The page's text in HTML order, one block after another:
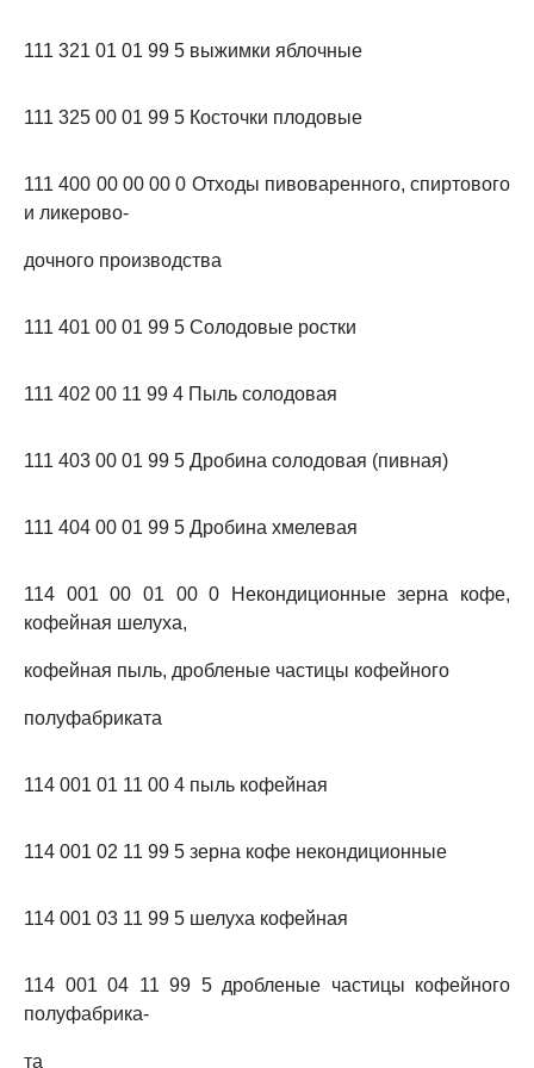
111 321 01 01 99 5 выжимки яблочные
111 325 00 01 99 5 Косточки плодовые
111 400 00 00 00 0 Отходы пивоваренного, спиртового
и ликерово-
дочного производства
111 401 00 01 99 5 Солодовые ростки
111 402 00 11 99 4 Пыль солодовая
111 403 00 01 99 5 Дробина солодовая (пивная)
111 404 00 01 99 5 Дробина хмелевая
114 001 00 01 00 0 Некондиционные зерна кофе,
кофейная шелуха,
кофейная пыль, дробленые частицы кофейного
полуфабриката
114 001 01 11 00 4 пыль кофейная
114 001 02 11 99 5 зерна кофе некондиционные
114 001 03 11 99 5 шелуха кофейная
114 001 04 11 99 5 дробленые частицы кофейного
полуфабрика-
та